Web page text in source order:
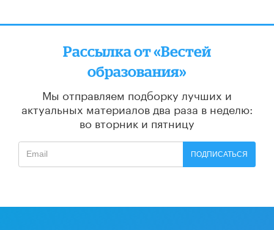
Рассылка от «Вестей
образования»
Мы отправляем подборку лучших и
актуальных материалов два раза в неделю:
во вторник и пятницу
ПОДПИСАТЬСЯ